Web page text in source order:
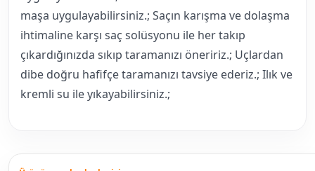
maşa uygulayabilirsiniz.; Saçın karışma ve dolaşma
ihtimaline karşı saç solüsyonu ile her takıp
çıkardığınızda sıkıp taramanızı öneririz.; Uçlardan
dibe doğru hafifçe taramanızı tavsiye ederiz.; Ilık ve
kremli su ile yıkayabilirsiniz.;